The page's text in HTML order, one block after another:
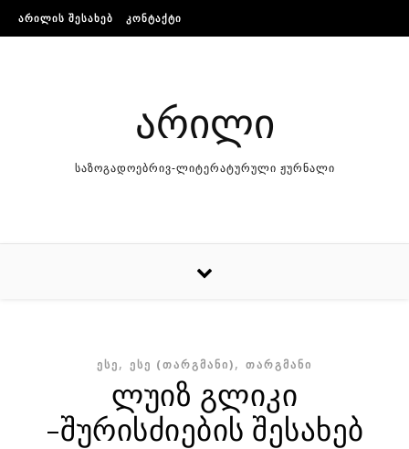
Skip to content
ᲐᲠᲘᲚᲘᲡ ᲨᲔᲡᲐᲮᲔᲑ ᲙᲝᲜᲢᲐᲥᲢᲘ
არილი
საზოგადოებრივ-ლიტერატურული ჟურნალი
ᲔᲡᲔ, ᲔᲡᲔ (ᲗᲐᲠᲒᲛᲐᲜᲘ), ᲗᲐᲠᲒᲛᲐᲜᲘ
ლუიზ გლიკი
-შურისძიების შესახებ